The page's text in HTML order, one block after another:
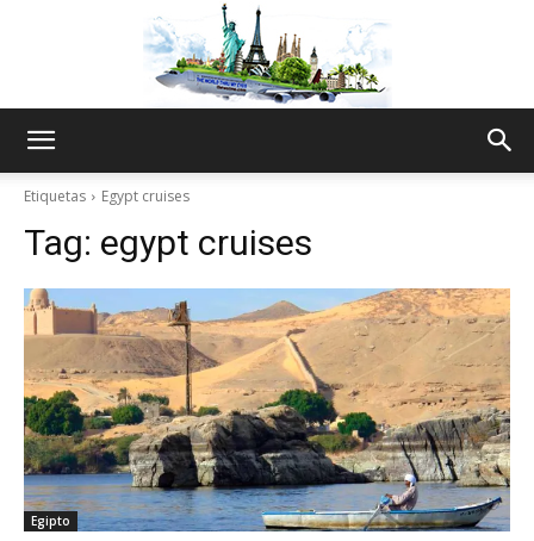
Thru
My
Etiquetas Egypt cruises
Tag: egypt cruises
Egipto